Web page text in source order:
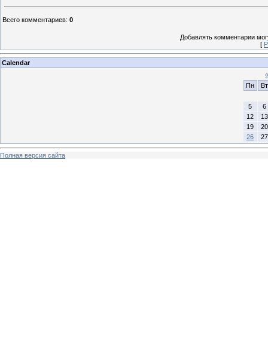
Всего комментариев: 0
Добавлять комментарии
[
Calendar
«
Пн
Вт
5
6
12
13
19
20
26
27
Полная версия сайта